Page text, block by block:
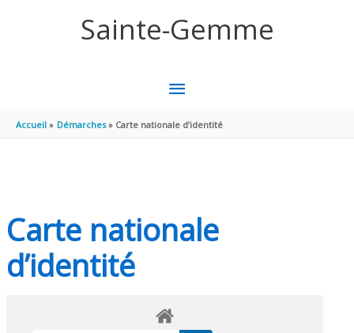
Sainte-Gemme
MENU
PRINCIPAL
Accueil Démarches Carte nationale d’identité
Carte nationale
d’identité